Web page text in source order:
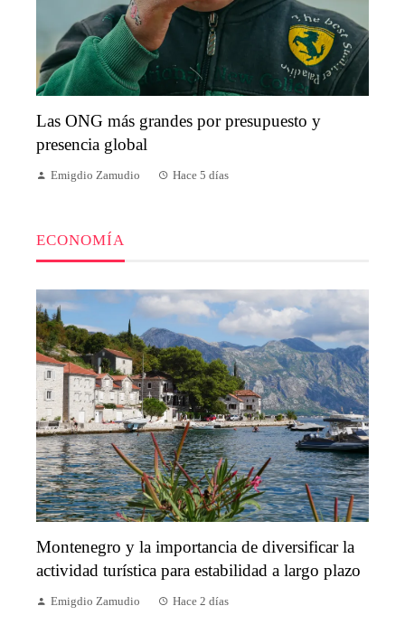
Las ONG más grandes por presupuesto y
presencia global
Emigdio Zamudio Hace 5 días
ECONOMÍA
Montenegro y la importancia de diversificar la
actividad turística para estabilidad a largo plazo
Emigdio Zamudio Hace 2 días